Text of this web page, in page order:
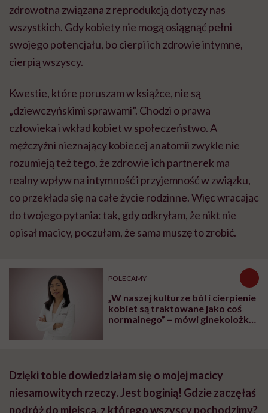
zdrowotna związana z reprodukcją dotyczy nas
wszystkich. Gdy kobiety nie mogą osiągnąć pełni
swojego potencjału, bo cierpi ich zdrowie intymne,
cierpią wszyscy.
Kwestie, które poruszam w książce, nie są
„dziewczyńskimi sprawami”. Chodzi o prawa
człowieka i wkład kobiet w społeczeństwo. A
mężczyźni nieznający kobiecej anatomii zwykle nie
rozumieją też tego, że zdrowie ich partnerek ma
realny wpływ na intymność i przyjemność w związku,
co przekłada się na całe życie rodzinne. Więc wracając
do twojego pytania: tak, gdy odkryłam, że nikt nie
opisał macicy, poczułam, że sama muszę to zrobić.
POLECAMY
„W naszej kulturze ból i cierpienie
kobiet są traktowane jako coś
normalnego” – mówi ginekolożka
Dzięki tobie dowiedziałam się o mojej macicy
niesamowitych rzeczy. Jest boginią! Gdzie zaczęłaś
podróż do miejsca, z którego wszyscy pochodzimy?